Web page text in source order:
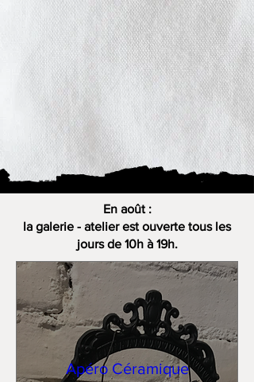
En août :
la galerie - atelier est ouverte tous les
jours de 10h à 19h.
Apéro Céramique